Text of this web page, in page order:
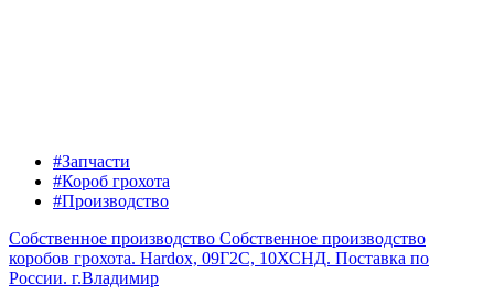
#Запчасти
#Короб грохота
#Производство
Собственное производство Собственное производство
коробов грохота. Hardox, 09Г2С, 10ХСНД. Поставка по
России. г.Владимир